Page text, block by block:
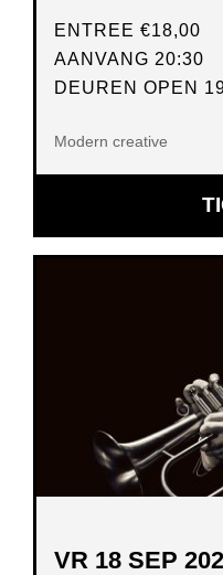
ENTREE €18,00
AANVANG 20:30
DEUREN OPEN
Modern creative
VR 18 SEP